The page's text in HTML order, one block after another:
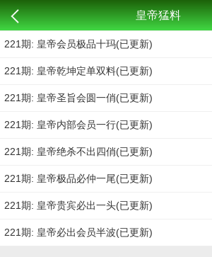
皇帝猛料
221期: 皇帝会员极品十玛(已更新)
221期: 皇帝乾坤定单双料(已更新)
221期: 皇帝圣旨会圆一俏(已更新)
221期: 皇帝内部会员一行(已更新)
221期: 皇帝绝杀不出四俏(已更新)
221期: 皇帝极品必仲一尾(已更新)
221期: 皇帝贵宾必出一头(已更新)
221期: 皇帝必出会员半波(已更新)